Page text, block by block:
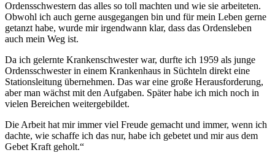
Ordensschwestern das alles so toll machten und wie sie arbeiteten.
Obwohl ich auch gerne ausgegangen bin und für mein Leben gerne
getanzt habe, wurde mir irgendwann klar, dass das Ordensleben
auch mein Weg ist.
Da ich gelernte Krankenschwester war, durfte ich 1959 als junge
Ordensschwester in einem Krankenhaus in Süchteln direkt eine
Stationsleitung übernehmen. Das war eine große Herausforderung,
aber man wächst mit den Aufgaben. Später habe ich mich noch in
vielen Bereichen weitergebildet.
Die Arbeit hat mir immer viel Freude gemacht und immer, wenn ich
dachte, wie schaffe ich das nur, habe ich gebetet und mir aus dem
Gebet Kraft geholt.“